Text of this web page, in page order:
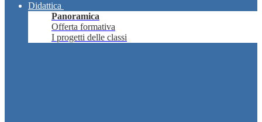
Didattica
Panoramica
Offerta formativa
I progetti delle classi